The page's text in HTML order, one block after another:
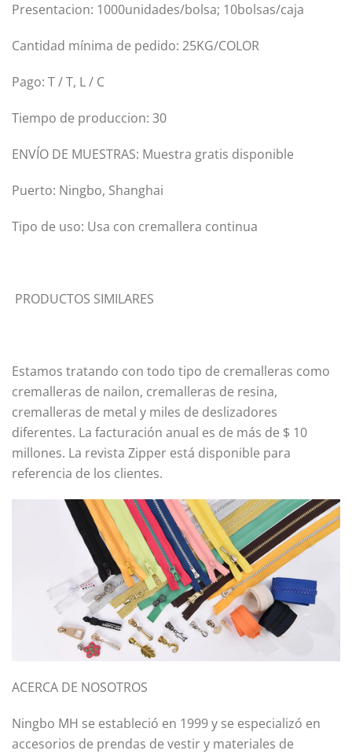
Presentacion: 1000unidades/bolsa; 10bolsas/caja
Cantidad mínima de pedido: 25KG/COLOR
Pago: T / T, L / C
Tiempo de produccion: 30
ENVÍO DE MUESTRAS: Muestra gratis disponible
Puerto: Ningbo, Shanghai
Tipo de uso: Usa con cremallera continua
PRODUCTOS SIMILARES
Estamos tratando con todo tipo de cremalleras como
cremalleras de nailon, cremalleras de resina,
cremalleras de metal y miles de deslizadores
diferentes. La facturación anual es de más de $ 10
millones. La revista Zipper está disponible para
referencia de los clientes.
ACERCA DE NOSOTROS
Ningbo MH se estableció en 1999 y se especializó en
accesorios de prendas de vestir y materiales de